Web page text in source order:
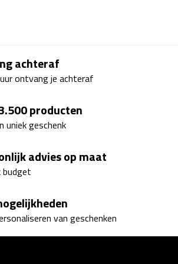
achteraf
ontvang je achteraf
producten
uniek geschenk
advies op maat
budget
van geschenken